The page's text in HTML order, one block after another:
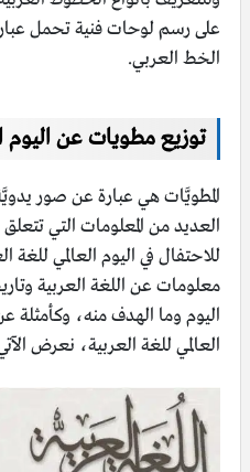
على رسم لوحات فنية تحمل
الخط العربي.
توزيع مطويات عن اليوم
المطويَّات هي عبارة عن صور
العديد من المعلومات التي
للاحتفال في اليوم العالمي
معلومات عن اللغة العربية
اليوم وما الهدف منه، وكأمثلة
العالمي للغة العربية، نعرض